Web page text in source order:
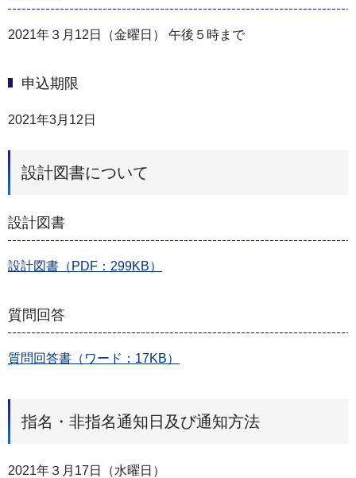
2021年３月12日（金曜日） 午後５時まで
申込期限
2021年3月12日
設計図書について
設計図書
設計図書（PDF：299KB）
質問回答
質問回答書（ワード：17KB）
指名・非指名通知日及び通知方法
2021年３月17日（水曜日）